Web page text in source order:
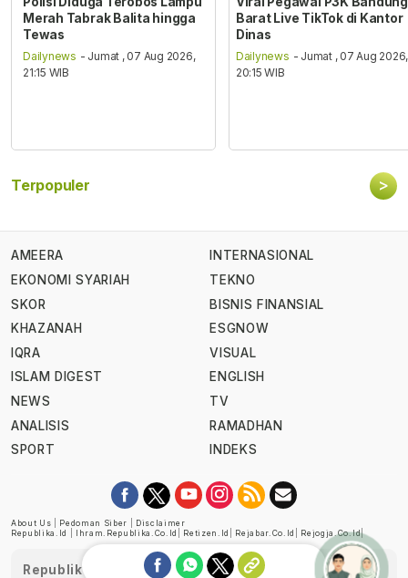
Merah Tabrak Balita hingga
Tewas
Dailynews - Jumat , 07 Aug 2026,
21:15 WIB
Barat Live TikTok di Kantor
Dinas
Dailynews - Jumat , 07 Aug 2026,
20:15 WIB
Terpopuler >
AMEERA
EKONOMI SYARIAH
SKOR
KHAZANAH
IQRA
ISLAM DIGEST
NEWS
ANALISIS
SPORT
INTERNASIONAL
TEKNO
BISNIS FINANSIAL
ESGNOW
VISUAL
ENGLISH
TV
RAMADHAN
INDEKS
About Us Pedoman Siber
Disclaimer
Republika.id
Ihram.republika.co.id Retizen.id Rejabar.co.id Rejogja.co.id|
Republika telah diverifikasi oleh Dewan Pers